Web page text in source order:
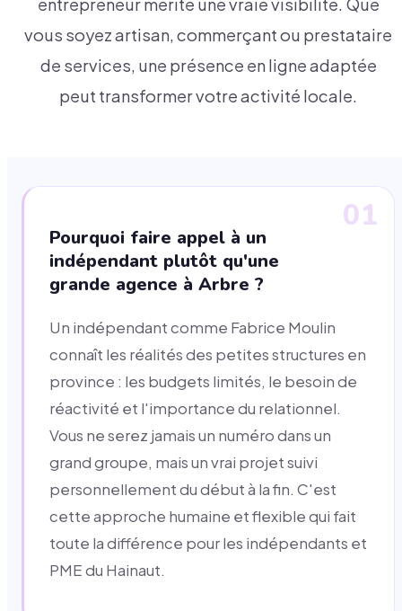
entrepreneur mérite une vraie visibilité. Que
vous soyez artisan, commerçant ou prestataire
de services, une présence en ligne adaptée
peut transformer votre activité locale.
01
Pourquoi faire appel à un
indépendant plutôt qu'une
grande agence à Arbre ?
Un indépendant comme Fabrice Moulin
connaît les réalités des petites structures en
province : les budgets limités, le besoin de
réactivité et l'importance du relationnel.
Vous ne serez jamais un numéro dans un
grand groupe, mais un vrai projet suivi
personnellement du début à la fin. C'est
cette approche humaine et flexible qui fait
toute la différence pour les indépendants et
PME du Hainaut.